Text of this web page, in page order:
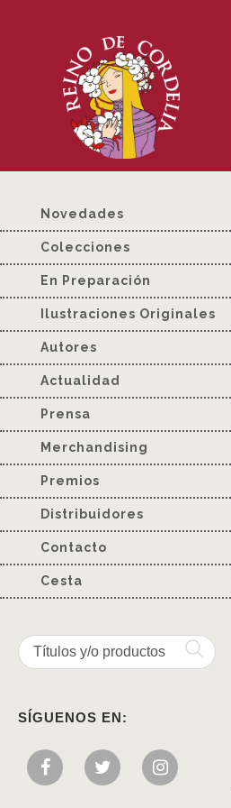
Novedades
Colecciones
En Preparación
Ilustraciones Originales
Autores
Actualidad
Prensa
Merchandising
Premios
Distribuidores
Contacto
Cesta
SÍGUENOS EN: